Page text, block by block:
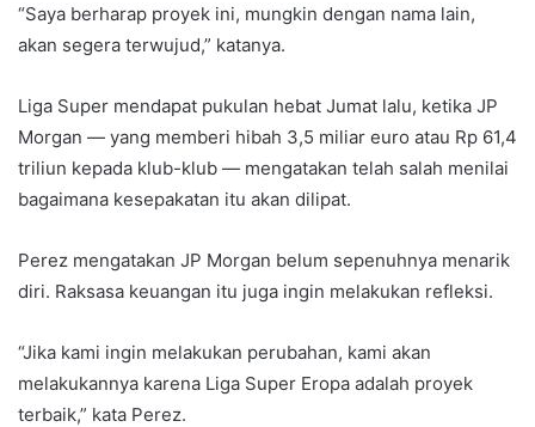
“Saya berharap proyek ini, mungkin dengan nama lain,
akan segera terwujud,” katanya.
Liga Super mendapat pukulan hebat Jumat lalu, ketika JP
Morgan — yang memberi hibah 3,5 miliar euro atau Rp 61,4
triliun kepada klub-klub — mengatakan telah salah menilai
bagaimana kesepakatan itu akan dilipat.
Perez mengatakan JP Morgan belum sepenuhnya menarik
diri. Raksasa keuangan itu juga ingin melakukan refleksi.
“Jika kami ingin melakukan perubahan, kami akan
melakukannya karena Liga Super Eropa adalah proyek
terbaik,” kata Perez.